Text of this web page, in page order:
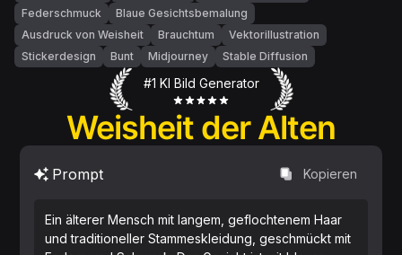
Federschmuck
Blaue Gesichtsbemalung
Ausdruck von Weisheit
Brauchtum
Vektorillustration
Stickerdesign
Bunt Midjourney Stable Diffusion
#1 KI Bild Generator
Weisheit der Alten
Prompt Kopieren
Ein älterer Mensch mit langem, geflochtenem Haar
und traditioneller Stammeskleidung, geschmückt mit